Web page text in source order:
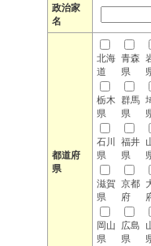
政治家
名
都道府
県
北海
道
青森
県
栃木
県
群馬
県
石川
県
福井
県
滋賀
県
京都
府
岡山
県
広島
県